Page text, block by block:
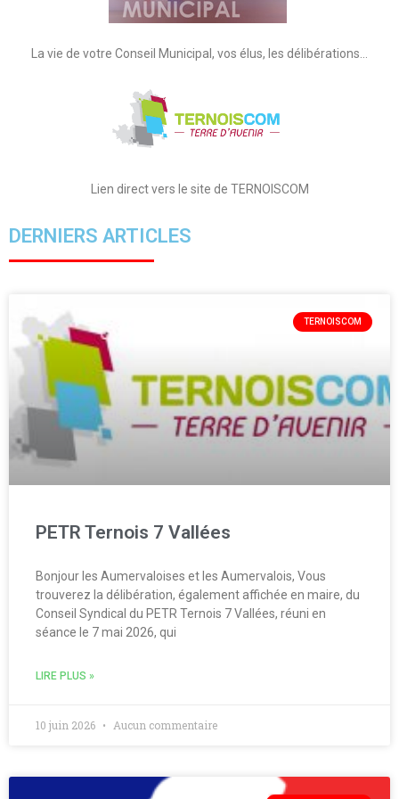
La vie de votre Conseil Municipal, vos élus, les délibérations…
Lien direct vers le site de TERNOISCOM
DERNIERS ARTICLES
TERNOISCOM
PETR Ternois 7 Vallées
Bonjour les Aumervaloises et les Aumervalois, Vous
trouverez la délibération, également affichée en maire, du
Conseil Syndical du PETR Ternois 7 Vallées, réuni en
séance le 7 mai 2026, qui
LIRE PLUS »
10 juin 2026 Aucun commentaire